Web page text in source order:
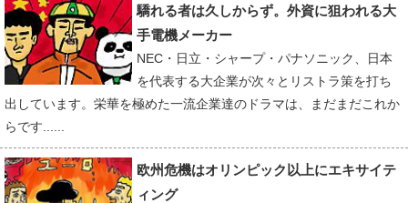
驕れる者は久しからず。外資に狙われる大
手電機メーカー
NEC・日立・シャープ・パナソニック、日本
を代表する大企業が次々とリストラ策を打ち
出しています。栄華を極めた一流企業達のドラマは、まだまだこれか
らです......
欧州危機はオリンピック以上にエキサイテ
ィング